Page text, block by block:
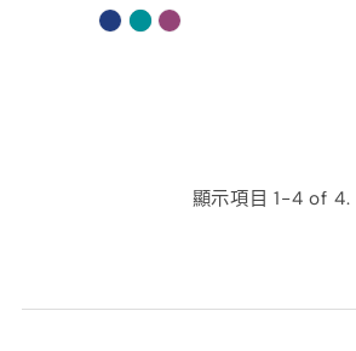
顯示項目 1-4 of 4.